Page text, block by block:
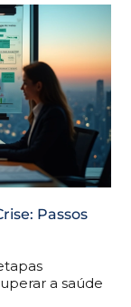
Passos
a saúde